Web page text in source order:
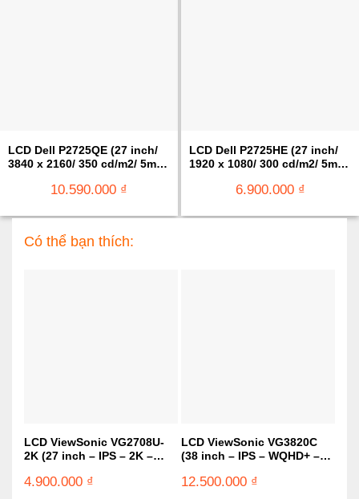
LCD Dell P2725QE (27 inch/
3840 x 2160/ 350 cd/m2/ 5ms/
10.590.000 ₫
LCD Dell P2725HE (27 inch/
1920 x 1080/ 300 cd/m2/ 5ms/
6.900.000 ₫
Có thể bạn thích:
LCD ViewSonic VG2708U-
2K (27 inch – IPS – 2K –
Speaker)
4.900.000 ₫
LCD ViewSonic VG3820C
(38 inch – IPS – WQHD+ –
Cong – USB-C)
12.500.000 ₫